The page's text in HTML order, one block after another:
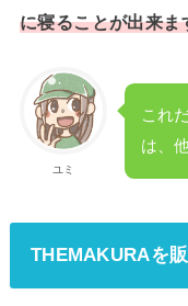
に寝ることが出来ま
ユミ
これ
は、
THEMAKURAを